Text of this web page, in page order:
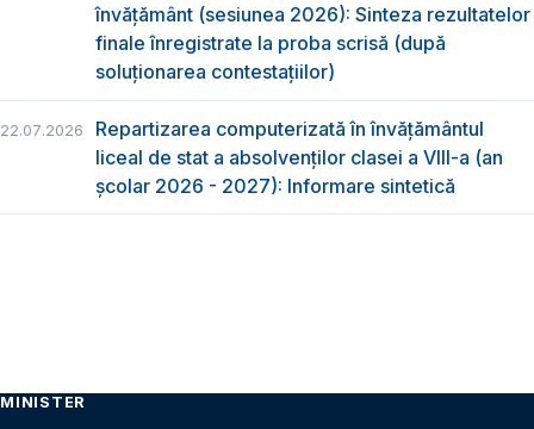
învățământ (sesiunea 2026): Sinteza rezultatelor
finale înregistrate la proba scrisă (după
soluționarea contestațiilor)
22.07.2026
Repartizarea computerizată în învăţământul
liceal de stat a absolvenţilor clasei a VIII-a (an
școlar 2026 - 2027): Informare sintetică
MINISTER